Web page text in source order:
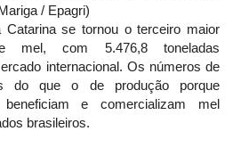
/ Epagri)
Catarina se tornou o terceiro maior
mel, com 5.476,8 toneladas
internacional. Os números de
do que o de produção porque
beneficiam e comercializam mel
brasileiros.